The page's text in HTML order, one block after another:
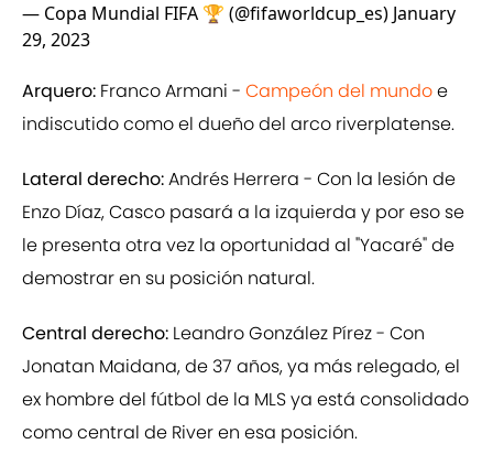
— Copa Mundial FIFA 🏆 (@fifaworldcup_es) January
29, 2023
Arquero: Franco Armani - Campeón del mundoe
indiscutido como el dueño del arco riverplatense.
Lateral derecho:Andrés Herrera - Con la lesión de
Enzo Díaz, Casco pasará a la izquierda y por eso se
le presenta otra vez la oportunidad al "Yacaré" de
demostrar en su posición natural.
Central derecho: Leandro González Pírez - Con
Jonatan Maidana, de 37 años, ya más relegado, el
ex hombre del fútbol de la MLS ya está consolidado
como central de River en esa posición.